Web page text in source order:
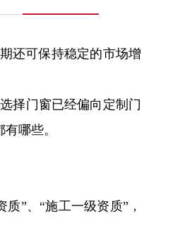
还可保持稳定的市场增
择门窗已经偏向定制门
哪些。
”、“施工一级资质”，